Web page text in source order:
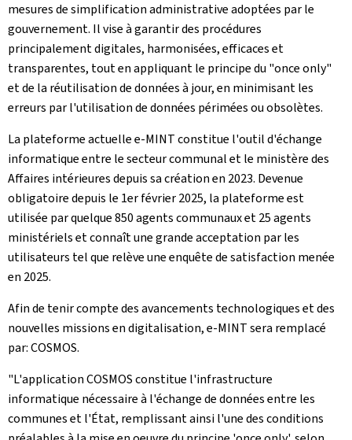
mesures de simplification administrative adoptées par le
gouvernement. Il vise à garantir des procédures
principalement digitales, harmonisées, efficaces et
transparentes, tout en appliquant le principe du "once only"
et de la réutilisation de données à jour, en minimisant les
erreurs par l'utilisation de données périmées ou obsolètes.
La plateforme actuelle e-MINT constitue l'outil d'échange
informatique entre le secteur communal et le ministère des
Affaires intérieures depuis sa création en 2023. Devenue
obligatoire depuis le 1er février 2025, la plateforme est
utilisée par quelque 850 agents communaux et 25 agents
ministériels et connaît une grande acceptation par les
utilisateurs tel que relève une enquête de satisfaction menée
en 2025.
Afin de tenir compte des avancements technologiques et des
nouvelles missions en digitalisation, e-MINT sera remplacé
par: COSMOS.
"L'application COSMOS constitue l'infrastructure
informatique nécessaire à l'échange de données entre les
communes et l'État, remplissant ainsi l'une des conditions